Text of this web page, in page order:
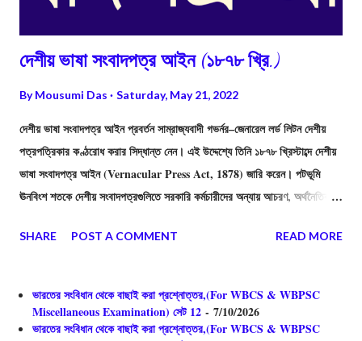
দেশীয় ভাষা সংবাদপত্র আইন (১৮৭৮ খ্রি.)
ByMousumi Das Saturday, May 21, 2022
দেশীয় ভাষা সংবাদপত্র আইন প্রবর্তন সাম্রাজ্যবাদী গভর্নর–জেনারেল লর্ড লিটন দেশীয়
পত্রপত্রিকার কণ্ঠরোধ করার সিদ্ধান্ত নেন। এই উদ্দেশ্যে তিনি ১৮৭৮ খ্রিস্টাব্দে দেশীয়
ভাষা সংবাদপত্র আইন (Vernacular Press Act, 1878) জারি করেন। পটভূমি
ঊনবিংশ শতকে দেশীয় সংবাদপত্রগুলিতে সরকারি কর্মচারীদের অন্যায় আচরণ, অর্থনৈতিক
ইতিহাসবিদ এ.আর.দেশাইয়ের মতে, “ভারতীয় জাতীয়তাবাদের বিকাশে সংবাদপত্র হল এক
SHARE POST A COMMENT READ MORE
ভারতের সংবিধান থেকে বাছাই করা প্রশ্নোত্তর,(For WBCS & WBPSC
Miscellaneous Examination) সেট 12 - 7/10/2026
ভারতের সংবিধান থেকে বাছাই করা প্রশ্নোত্তর,(For WBCS & WBPSC